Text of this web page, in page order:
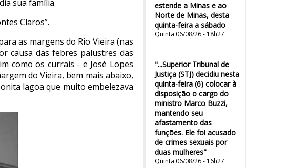
estende a Minas e ao
Norte de Minas, desta
quinta-feira a sábado
Quinta 06/08/26 - 18h27
"...Superior Tribunal de
Justiça (STJ) decidiu nesta
quinta-feira (6) colocar à
disposição o cargo do
ministro Marco Buzzi,
mantendo seu
afastamento das
funções. Ele foi acusado
de crimes sexuais por
duas mulheres"
Quinta 06/08/26 - 16h27
sua família.
Claros”.
as margens do Rio Vieira (nas
causa das febres palustres das
como os currais - e José Lopes
do Vieira, bem mais abaixo,
lagoa que muito embelezava